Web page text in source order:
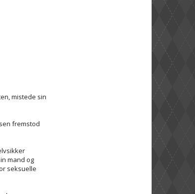
mistede sin
fremstod
mand og
seksuelle